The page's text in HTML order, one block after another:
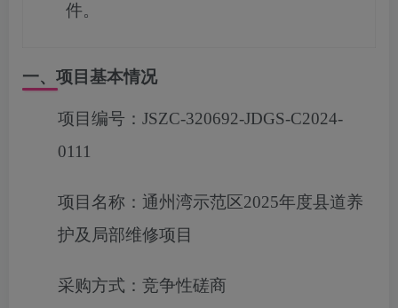
件。
一、项目基本情况
项目编号： JSZC-320692-JDGS-C2024-
0111
项目名称： 通州湾示范区2025年度县道养
护及局部维修项目
采购方式： 竞争性磋商